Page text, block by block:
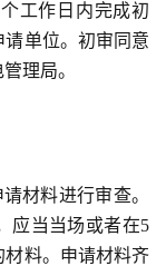
工作日内完成初
单位。初审同意
理局。
材料进行审查。
应当当场或者在5
料。申请材料齐